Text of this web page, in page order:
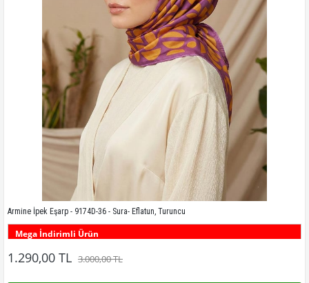
Armine İpek Eşarp - 9174D-36 - Sura- Eflatun, Turuncu
Mega İndirimli Ürün
1.290,00 TL 3.000,00 TL